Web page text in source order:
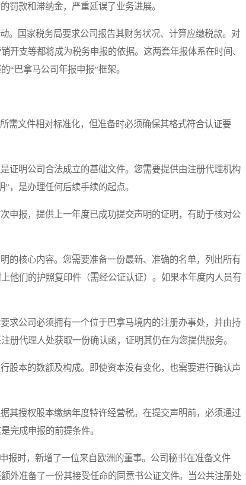
罚款和滞纳金，严重延误了业务进展。
国家税务局要求公司报告其财务状况、计算应缴税款。对
开支等都将成为税务申报的依据。这两套年报体系在时间、
“巴拿马公司年报申报”框架。
文件相对标准化，但准备时必须确保其格式符合认证要
明公司合法成立的基础文件。您需要提供由注册代理机构
，是办理任何后续手续的起点。
报，提供上一年度已成功提交声明的证明，有助于核对公
核心内容。您需要准备一份最新、准确的名单，列出所有
他们的护照复印件（需经公证认证）。如果本年度内人员有
公司必须拥有一个位于巴拿马境内的注册办事处，并由持
册代理人处获取一份确认函，证明其仍在为您提供服务。
本的数额及构成。即使资本没有变化，也需要进行确认声
授权股本缴纳年度特许经营税。在提交声明前，必须通过
完成申报的前提条件。
时，新增了一位来自欧洲的董事。公司秘书在准备文件
外准备了一份其接受任命的同意书公证文件。当公共注册处